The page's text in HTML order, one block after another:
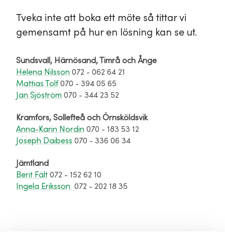
Tveka inte att boka ett möte så tittar vi
gemensamt på hur en lösning kan se ut.
Sundsvall, Härnösand, Timrå och Ånge
Helena Nilsson 072 - 062 64 21
Mattias Tolf070 - 394 05 65
Jan Sjöström 070 - 344 23 52
Kramfors, Sollefteå och Örnsköldsvik
Anna-Karin Nordin 070 - 183 53 12
Joseph Daibess 070 - 336 06 34
Jämtland
Berit Fält 072 - 152 62 10
Ingela Eriksson 072 - 202 18 35